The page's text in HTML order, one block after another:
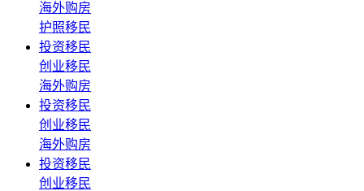
海外购房
护照移民
投资移民
创业移民
海外购房
投资移民
创业移民
海外购房
投资移民
创业移民